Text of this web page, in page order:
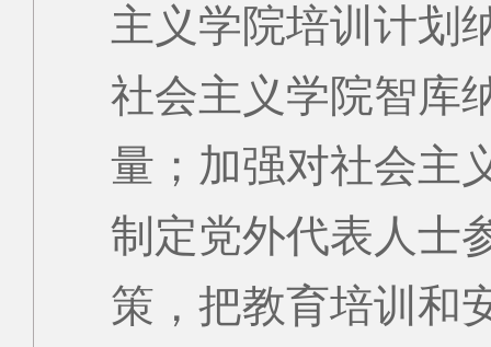
主义学院培训计划
社会主义学院智库
量；加强对社会主
制定党外代表人士
策，把教育培训和